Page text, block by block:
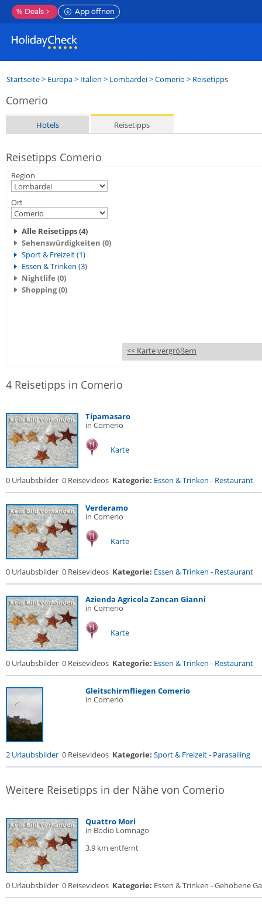
% Deals App öffnen
Startseite> Europa> Italien > Lombardei>Comerio > Reisetipps
Comerio
Hotels Reisetipps
Reisetipps Comerio
Region
Ort
Alle Reisetipps (4)
Sehenswürdigkeiten (0)
Sport & Freizeit (1)
Essen & Trinken (3)
Nightlife (0)
Shopping (0)
<< Karte vergrößern
4 Reisetipps in Comerio
Tipamasaro
in Comerio
Karte
0 Urlaubsbilder 0 Reisevideos Kategorie: Essen & Trinken - Restaurant
Verderamo
in Comerio
Karte
0 Urlaubsbilder 0 Reisevideos Kategorie: Essen & Trinken - Restaurant
Azienda Agricola Zancan Gianni
in Comerio
Karte
0 Urlaubsbilder 0 Reisevideos Kategorie: Essen & Trinken - Restaurant
Gleitschirmfliegen Comerio
in Comerio
2 Urlaubsbilder 0 Reisevideos Kategorie: Sport & Freizeit- Parasailing
Weitere Reisetipps in der Nähe von Comerio
Quattro Mori
in Bodio Lomnago
3,9 km entfernt
0 Urlaubsbilder 0 Reisevideos Kategorie: Essen & Trinken - Gehobene